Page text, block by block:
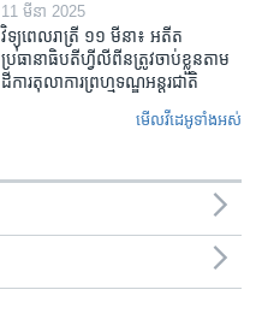
11 មីនា 2025
វិទ្យុពេលរាត្រី ១១ មីនា៖ អតីត​
ប្រធានាធិបតីហ្វីលីពីន​ត្រូវ​ចាប់ខ្លួនតាម
ដីការ​តុលាការ​ព្រហ្មទណ្ឌ​អន្តរជាតិ
មើល​វីដេអូ​ទាំង​អស់